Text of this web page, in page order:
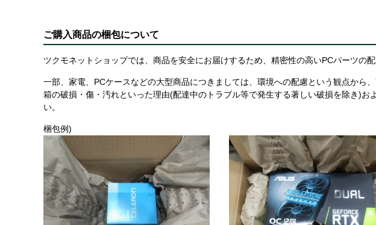
ご購入商品の梱包について
ツクモネットショップでは、商品を安全にお届けするため、精密性の高いPCパーツ
一部、家電、PCケースなどの大型商品につきましては、環境への配慮という観点か
箱の破損・傷・汚れといった理由(配達中のトラブル等で発生する著しい破損を除き)
い。
梱包例)